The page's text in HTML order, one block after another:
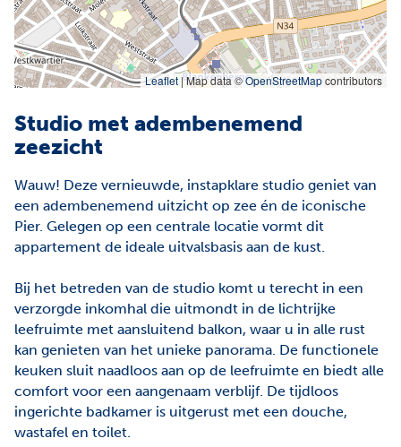
Leaflet |Map data ©OpenStreetMapcontributors
Studio met adembenemend
zeezicht
Wauw! Deze vernieuwde, instapklare studio geniet van
een adembenemend uitzicht op zee én de iconische
Pier. Gelegen op een centrale locatie vormt dit
appartement de ideale uitvalsbasis aan de kust.
Bij het betreden van de studio komt u terecht in een
verzorgde inkomhal die uitmondt in de lichtrijke
leefruimte met aansluitend balkon, waar u in alle rust
kan genieten van het unieke panorama. De functionele
keuken sluit naadloos aan op de leefruimte en biedt alle
comfort voor een aangenaam verblijf. De tijdloos
ingerichte badkamer is uitgerust met een douche,
wastafel en toilet.